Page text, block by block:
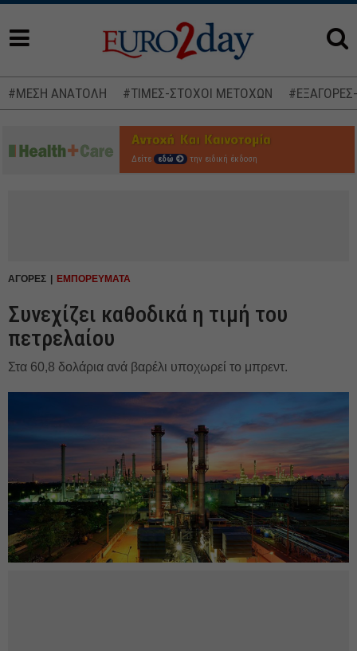
#ΜΕΣΗ ΑΝΑΤΟΛΗ #ΤΙΜΕΣ-ΣΤΟΧΟΙ ΜΕΤΟΧΩΝ
Δείτε εδώ την ειδική έκδοση
ΑΓΟΡΕΣ ΕΜΠΟΡΕΥΜΑΤΑ
Συνεχίζει καθοδικά η τιμή του
πετρελαίου
Στα 60,8 δολάρια ανά βαρέλι υποχωρεί το μπρεντ.